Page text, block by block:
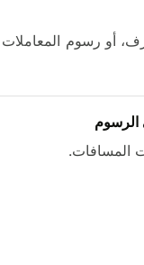
أو رسوم المعاملات